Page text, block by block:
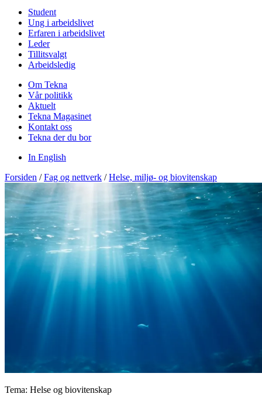
Student
Ung i arbeidslivet
Erfaren i arbeidslivet
Leder
Tillitsvalgt
Arbeidsledig
Om Tekna
Vår politikk
Aktuelt
Tekna Magasinet
Kontakt oss
Tekna der du bor
In English
Forsiden / Fag og nettverk / Helse, miljø- og biovitenskap
Tema: Helse og biovitenskap